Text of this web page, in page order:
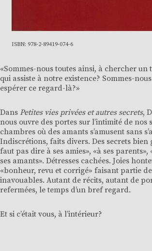
ISBN: 978-2-89419-074-6
«Sommes-nous toutes ainsi, à chercher un
qui assiste à notre existence? Sommes-
espérer ce regard-là?»
Dans Petites vies privées et autres secrets,
nous ouvre des portes sur l’intimité de nos
chambres où des amants s’amusent sans
Indiscrétions, faits divers. Des secrets bien
faut pas dire à ses amies», «à ses parents»,
ses amants». Détresses cachées. Joies
«bonheur, revu et corrigé» faisant partie
inavouables. Autant de récits, autant de
refermées, le temps d’un bref regard.
Et si c’était vous, à l’intérieur?